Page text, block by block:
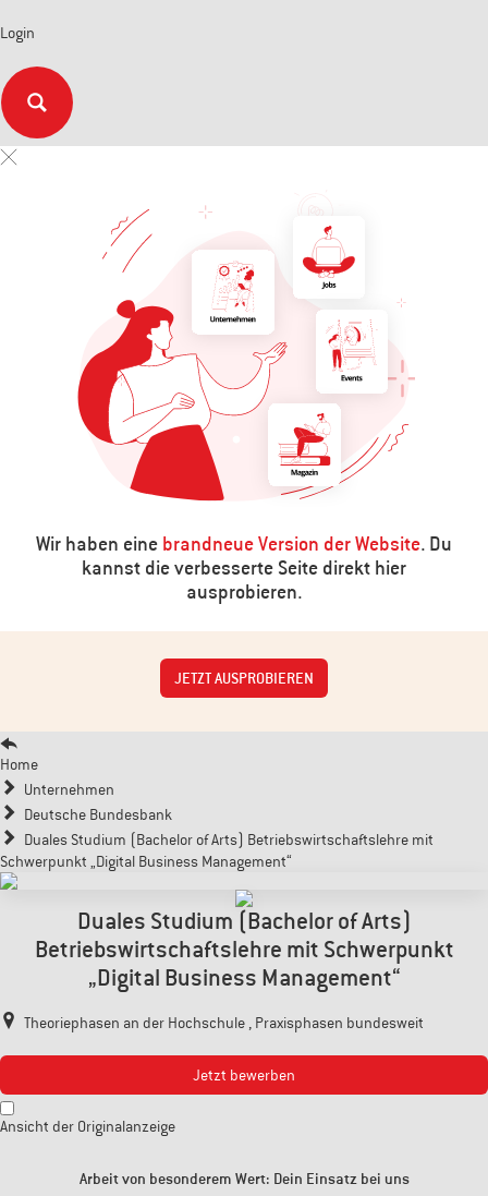
Login
Wir haben eine brandneue Version der Website. Du
kannst die verbesserte Seite direkt hier
ausprobieren.
JETZT AUSPROBIEREN
Home
Unternehmen
Deutsche Bundesbank
Duales Studium (Bachelor of Arts) Betriebswirtschaftslehre mit
Schwerpunkt „Digital Business Management“
Duales Studium (Bachelor of Arts)
Betriebswirtschaftslehre mit Schwerpunkt
„Digital Business Management“
Theoriephasen an der Hochschule , Praxisphasen bundesweit
Jetzt bewerben
Ansicht der Originalanzeige
Arbeit von besonderem Wert: Dein Einsatz bei uns